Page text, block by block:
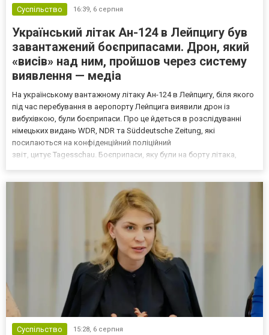
Суспільство 16:39, 6 серпня
Український літак Ан-124 в Лейпцигу був
завантажений боєприпасами. Дрон, який
«висів» над ним, пройшов через систему
виявлення — медіа
На українському вантажному літаку Ан-124 в Лейпцигу, біля якого
під час перебування в аеропорту Лейпцига виявили дрон із
вибухівкою, були боєприпаси. Про це йдеться в розслідуванні
німецьких видань WDR, NDR та Süddeutsche Zeitung, які
посилаються на конфіденційний поліційний
звіт, цитує Tagesschau. Боєприпаси, яку були на борту літака,
Суспільство 15:28, 6 серпня